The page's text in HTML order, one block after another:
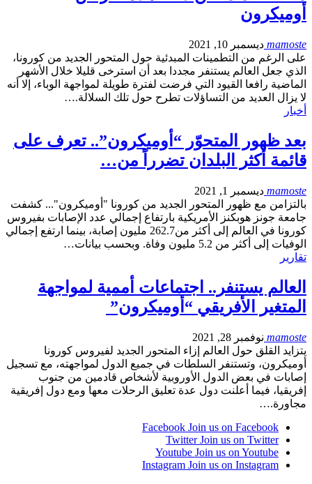
أوميكرون
mamoste ديسمبر 10, 2021
على الرغم من التطمينات المبدئية حول المتحور الجديد من كورونا،
الذي جعل العالم يستنفر مجددا بعد أن استرخى قليلا خلال الأشهر
الماضية رافعا القيود التي فرضت لفترة طويلة لمواجهة الوباء، إلا أنه
لا يزال العديد من التساؤلات تطرح حول تلك السلالة.…
أخبار
بعد ظهور المتحوّر “أوميكرون”.. تعرف على
قائمة أكثر البلدان تضرراً من…
mamoste ديسمبر 1, 2021
بالتزامن مع ظهور المتحور الجديد من كورونا "أوميكرون"... كشفت
جامعة جونز هوبكنز الأمريكية بارتفاع إجمالي عدد الإصابات بفيروس
كورونا في العالم إلى أكثر من262.7 مليون إصابة، بينما ارتفع إجمالي
الوفيات إلى أكثر من 5.2 مليون وفاة. وبحسب بيانات…
تقارير
العالم يستنفر.. اجتماعات أممية لمواجهة
المتغير الأفريقي “أوميكرون”
mamoste نوفمبر 28, 2021
يتزايد القلق حول العالم إزاء المتحور الجديد لفيروس كورونا
أوميكرون، وتستنفر السلطات في جميع الدول لمواجهته، مع تسجيل
إصابات في بعض الدول الأوروبية لأشخاص قادمين من جنوب
إفريقيا، فيما أعلنت دول عدة تعليق الرحلات معها ومع دول إفريقية
مجاورة.…
Facebook Join us on Facebook
Twitter Join us on Twitter
Youtube Join us on Youtube
Instagram Join us on Instagram